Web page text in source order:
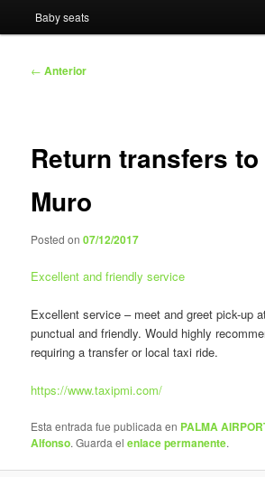
Baby seats
Navegación
← Anterior
Return transfers
Muro
Posted on07/12/2017
Excellent and friendly service
Excellent service – meet and greet pick-up
punctual and friendly. Would highly
requiring a transfer or local taxi ride.
https://www.taxipmi.com/
Esta entrada fue publicada en PALMA
Alfonso. Guarda elenlace permanente.